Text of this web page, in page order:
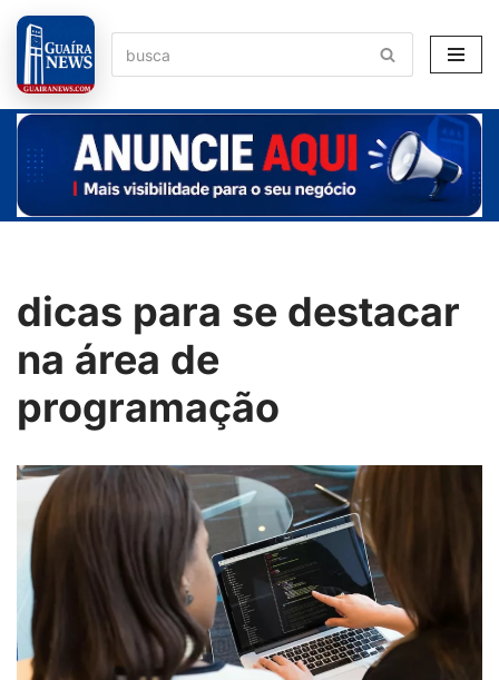
Pular
para
o
conteúdo
dicas para se destacar
na área de
programação